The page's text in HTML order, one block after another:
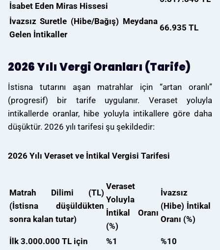
İsabet Eden Miras Hissesi
İvazsız Suretle (Hibe/Bağış) Meydana
Gelen İntikaller
66.935 TL
2026 Yılı Vergi Oranları (Tarife)
İstisna tutarını aşan matrahlar için “artan oranlı”
(progresif) bir tarife uygulanır. Veraset yoluyla
intikallerde oranlar, hibe yoluyla intikallere göre daha
düşüktür. 2026 yılı tarifesi şu şekildedir:
2026 Yılı Veraset ve İntikal Vergisi Tarifesi
Matrah Dilimi (TL)
(İstisna düşüldükten
sonra kalan tutar)
Veraset
Yoluyla
İntikal Oranı
(%)
İvazsız
(Hibe) İntikal
Oranı (%)
İlk 3.000.000 TL için %1
%10